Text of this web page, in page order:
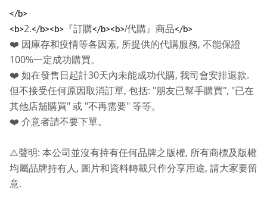
</b>
<b>2.</b><b> 『訂購</b><b>/代購』商品</b>
❤️ 因庫存和疫情等各因素, 所提供的代購服務, 不能保證
100%一定成功購買。
❤️ 如在發售日起計30天內未能成功代購, 我司會安排退款.
但不接受任何原因取消訂單, 包括: "朋友已幫手購買", "已在
其他店舖購買" 或 "不再需要" 等等。
❤️ 介意者請不要下單。
⚠️聲明: 本公司並沒有持有任何品牌之版權, 所有商標及版權
均屬品牌持有人 , 圖片和資料轉載只作分享用途, 請大家要留
意.